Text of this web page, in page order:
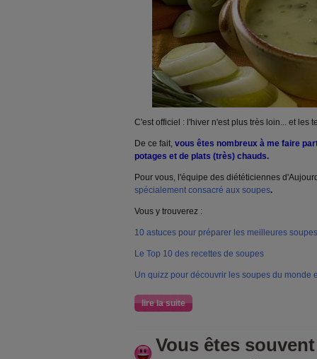
C'est officiel : l'hiver n'est plus très loin... et les
De ce fait, vous êtes nombreux à me faire
potages et de plats (très) chauds.
Pour vous, l'équipe des diététiciennes
spécialement consacré aux soupes.
Vous y trouverez :
10 astuces pour préparer les meilleures soupes
Le Top 10 des recettes de soupes
Un quizz pour découvrir les soupes du monde
lire la suite
Vous êtes